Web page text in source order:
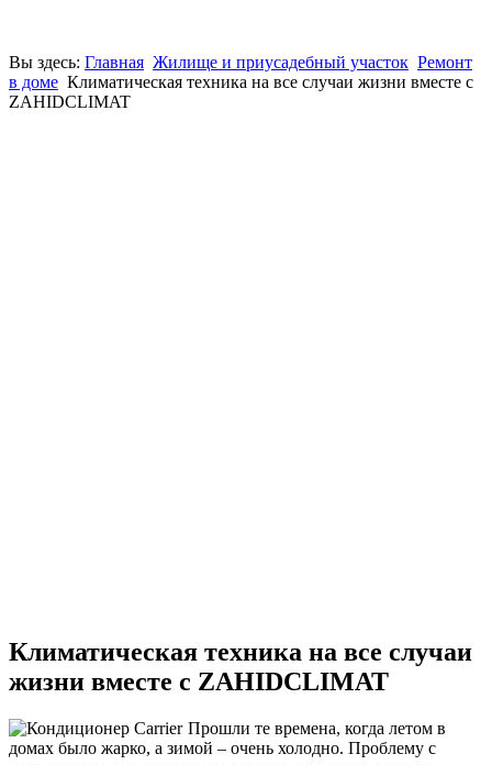
Вы здесь: Главная Жилище и приусадебный участок Ремонт
в доме Климатическая техника на все случаи жизни вместе с
ZAHIDCLIMAT
Климатическая техника на все случаи
жизни вместе с ZAHIDCLIMAT
Прошли те времена, когда летом в
домах было жарко, а зимой – очень холодно. Проблему с